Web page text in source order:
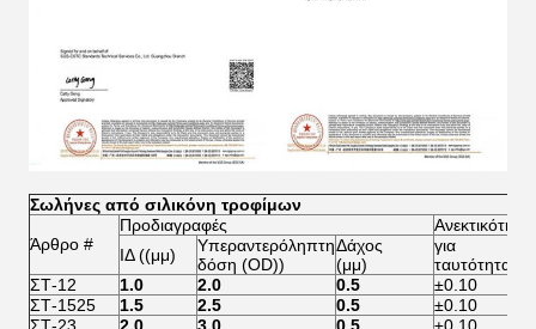
Σωλήνες από σιλικόνη τροφίμων
Άρθρο #
Προδιαγραφές
Ανεκτικότητα
ΙΔ ((μμ)
Υπεραντερόληπτη
δόση (OD))
Δάχος
(μμ)
για
ταυτότητα
ΣΤ-12
1.0 2.0 0.5 ±0.10
ΣΤ-1525
1.5 2.5 0.5 ±0.10